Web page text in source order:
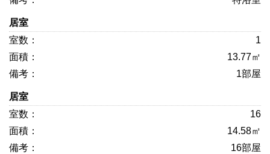
居室
1
13.77㎡
1部屋
居室
16
14.58㎡
16部屋